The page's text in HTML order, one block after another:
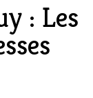
: Les